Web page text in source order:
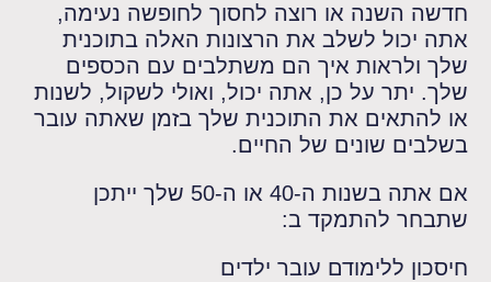
חדשה השנה או רוצה לחסוך לחופשה נעימה,
אתה יכול לשלב את הרצונות האלה בתוכנית
שלך ולראות איך הם משתלבים עם הכספים
שלך. יתר על כן, אתה יכול, ואולי לשקול, לשנות
או להתאים את התוכנית שלך בזמן שאתה עובר
בשלבים שונים של החיים.
אם אתה בשנות ה-40 או ה-50 שלך ייתכן
שתבחר להתמקד ב:
חיסכון ללימודם עובר ילדים